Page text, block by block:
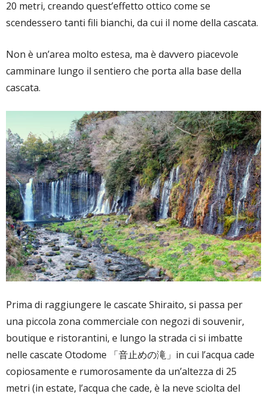
20 metri, creando quest’effetto ottico come se
scendessero tanti fili bianchi, da cui il nome della cascata.
Non è un’area molto estesa, ma è davvero piacevole
camminare lungo il sentiero che porta alla base della
cascata.
Prima di raggiungere le cascate Shiraito, si passa per
una piccola zona commerciale con negozi di souvenir,
boutique e ristorantini, e lungo la strada ci si imbatte
nelle cascate Otodome 「音止めの滝」in cui l’acqua cade
copiosamente e rumorosamente da un’altezza di 25
metri (in estate, l’acqua che cade, è la neve sciolta del